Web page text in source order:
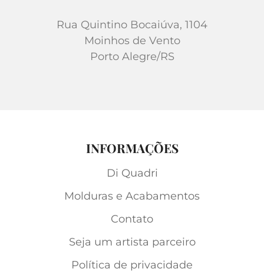
Rua Quintino Bocaiúva, 1104
Moinhos de Vento
Porto Alegre/RS
INFORMAÇÕES
Di Quadri
Molduras e Acabamentos
Contato
Seja um artista parceiro
Política de privacidade